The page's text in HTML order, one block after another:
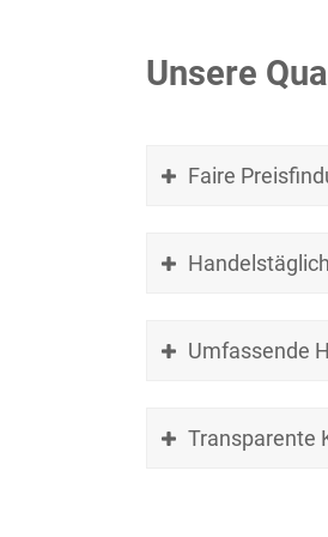
Unsere
Faire
Umfassende
Transparente